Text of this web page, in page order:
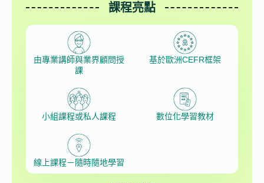
課程亮點
由專業講師與業界顧問授
課
基於歐洲CEFR框架
小組課程或私人課程 數位化學習教材
線上課程－隨時隨地學習